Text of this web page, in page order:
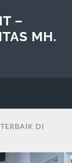
–
MH.
DI